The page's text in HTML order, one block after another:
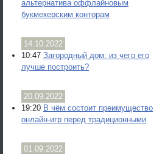
альтернатива оффлайновым
букмекерским конторам
14.10.2022
10:47 Загородный дом: из чего его
лучше построить?
20.09.2022
19:20 В чём состоит преимущество
онлайн-игр перед традиционными
01.09.2022